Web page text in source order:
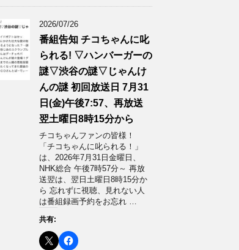
2026/07/26
番組告知 チコちゃんに叱
られる! ▽ハンバーガーの
謎▽渋谷の謎▽じゃんけ
んの謎 初回放送日 7月31
日(金)午後7:57、再放送
翌土曜日8時15分から
チコちゃんファンの皆様！
「チコちゃんに叱られる！」​
は、2026年7月31日金曜日、
NHK総合 午後7時57分～ 再放
送翌は、翌日土曜日8時15分か
ら 忘れずに視聴、見れない人
は番組録画予約をお忘れ …
共有: